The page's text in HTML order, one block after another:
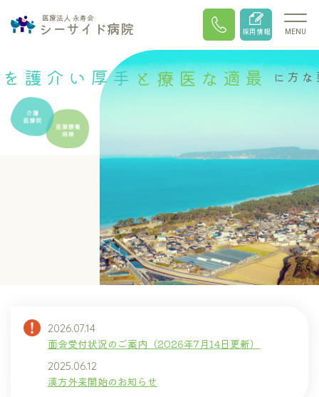
医療法人 永寿会
シーサイド病院 採用情報 MENU
長期療養が必要な方に
最適な医療と
い介護を
2026.07.14
面会受付状況のご案内（2026年7月14日更新）
2025.06.12
漢方外来開始のお知らせ